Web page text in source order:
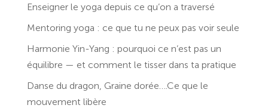
Enseigner le yoga depuis ce qu’on a traversé
Mentoring yoga : ce que tu ne peux pas voir seule
Harmonie Yin-Yang : pourquoi ce n’est pas un
équilibre — et comment le tisser dans ta pratique
Danse du dragon, Graine dorée….Ce que le
mouvement libère